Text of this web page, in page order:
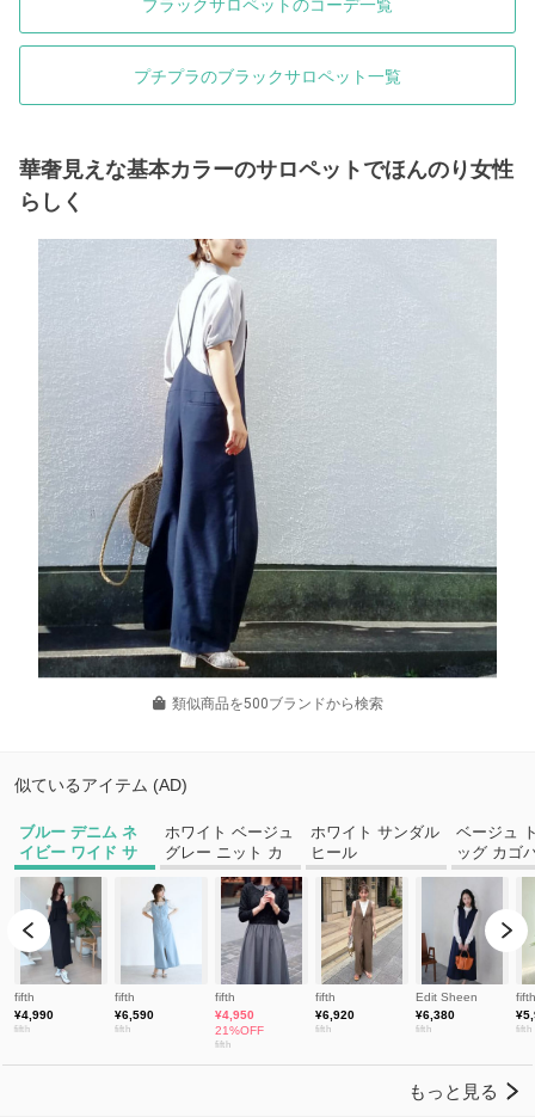
ブラックサロペットのコーデ一覧
プチプラのブラックサロペット一覧
華奢見えな基本カラーのサロペットでほんのり女性
らしく
類似商品を500ブランドから検索